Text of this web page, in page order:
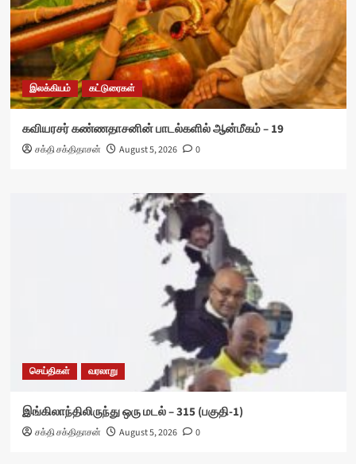
இலக்கியம் கட்டுரைகள்
கவியரசர் கண்ணதாசனின் பாடல்களில் ஆன்மீகம் – 19
சக்தி சக்திதாசன் August 5, 2026 0
செய்திகள் வரலாறு
இங்கிலாந்திலிருந்து ஒரு மடல் – 315 (பகுதி-1)
சக்தி சக்திதாசன் August 5, 2026 0